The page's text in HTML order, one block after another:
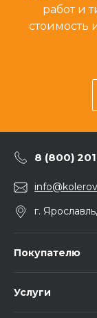
работ и
стоимость
8 (800)
г.
Покупателю
Услуги